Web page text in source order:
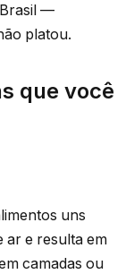
Brasil —
platou.
que você
uns
ar e resulta em
camadas ou